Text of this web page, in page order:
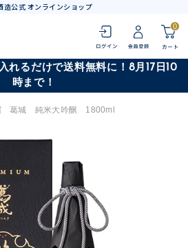
造公式 オンラインショップ
0
れるだけで送料無料に！8月17日10
時まで！
葛城 純米大吟醸 1800ml